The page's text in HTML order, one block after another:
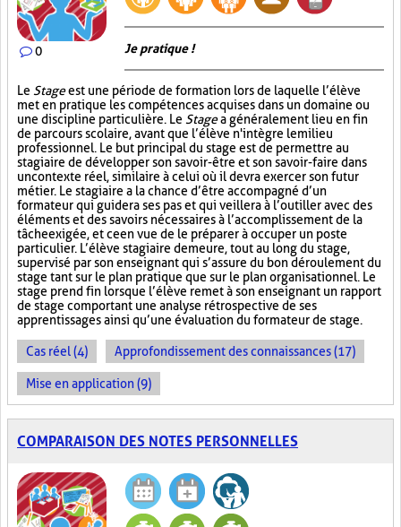
0 Je pratique !
Le Stageest une période de formation lors de laquelle l’élève
met en pratique les compétences acquises dans un domaine ou
une discipline particulière. Le Stagea généralement lieu en fin
de parcours scolaire, avant que l’élève n'intègre le milieu
professionnel. Le but principal du stage est de permettre au
stagiaire de développer son savoir-être et son savoir-faire dans
un contexte réel, similaire à celui où il devra exercer son futur
métier. Le stagiaire a la chance d’être accompagné d’un
formateur qui guidera ses pas et qui veillera à l’outiller avec des
éléments et des savoirs nécessaires à l’accomplissement de la
tâche exigée, et ce en vue de le préparer à occuper un poste
particulier. L’élève stagiaire demeure, tout au long du stage,
supervisé par son enseignant qui s’assure du bon déroulement du
stage tant sur le plan pratique que sur le plan organisationnel. Le
stage prend fin lorsque l’élève remet à son enseignant un rapport
de stage comportant une analyse rétrospective de ses
apprentissages ainsi qu’une évaluation du formateur de stage.
Cas réel (4) Approfondissement des connaissances (17)
Mise en application (9)
COMPARAISON DES NOTES PERSONNELLES